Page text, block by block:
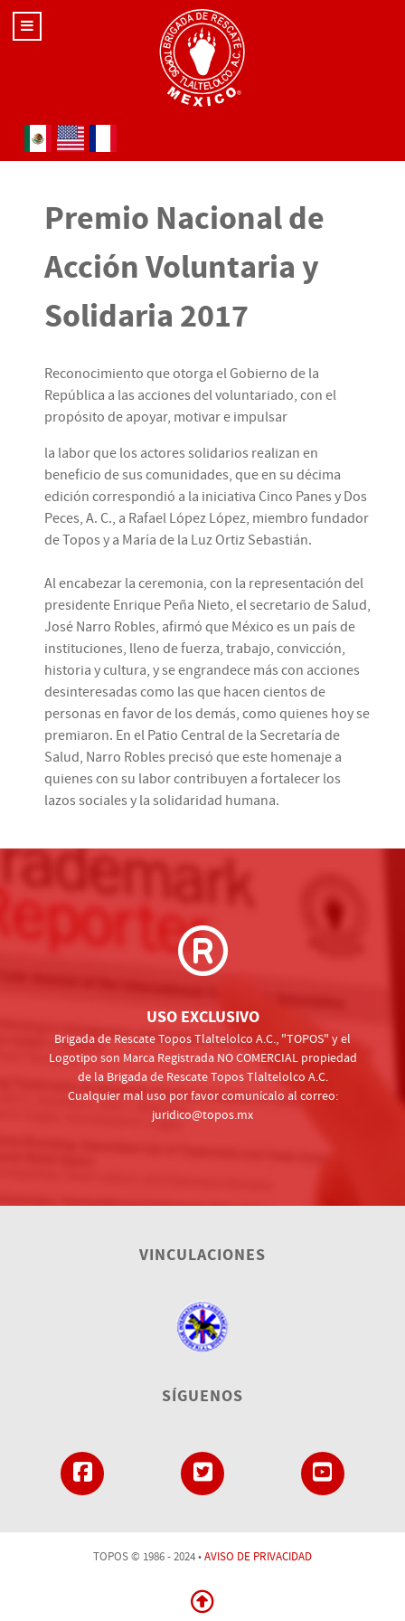
Seleccione su idioma
Premio Nacional de
Acción Voluntaria y
Solidaria 2017
Reconocimiento que otorga el Gobierno de la
República a las acciones del voluntariado, con el
propósito de apoyar, motivar e impulsar
la labor que los actores solidarios realizan en
beneficio de sus comunidades, que en su décima
edición correspondió a la iniciativa Cinco Panes y Dos
Peces, A. C., a Rafael López López, miembro fundador
de Topos y a María de la Luz Ortiz Sebastián.
Al encabezar la ceremonia, con la representación del
presidente Enrique Peña Nieto, el secretario de Salud,
José Narro Robles, afirmó que México es un país de
instituciones, lleno de fuerza, trabajo, convicción,
historia y cultura, y se engrandece más con acciones
desinteresadas como las que hacen cientos de
personas en favor de los demás, como quienes hoy se
premiaron. En el Patio Central de la Secretaría de
Salud, Narro Robles precisó que este homenaje a
quienes con su labor contribuyen a fortalecer los
lazos sociales y la solidaridad humana.
USO EXCLUSIVO
Brigada de Rescate Topos Tlaltelolco A.C., "TOPOS" y el
Logotipo son Marca Registrada NO COMERCIAL propiedad
de la Brigada de Rescate Topos Tlaltelolco A.C.
Cualquier mal uso por favor comunícalo al correo:
juridico@topos.mx
VINCULACIONES
SÍGUENOS
TOPOS © 1986 - 2024 • AVISO DE PRIVACIDAD